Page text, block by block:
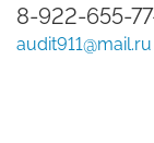
8-922-655-
audit911@mail.ru